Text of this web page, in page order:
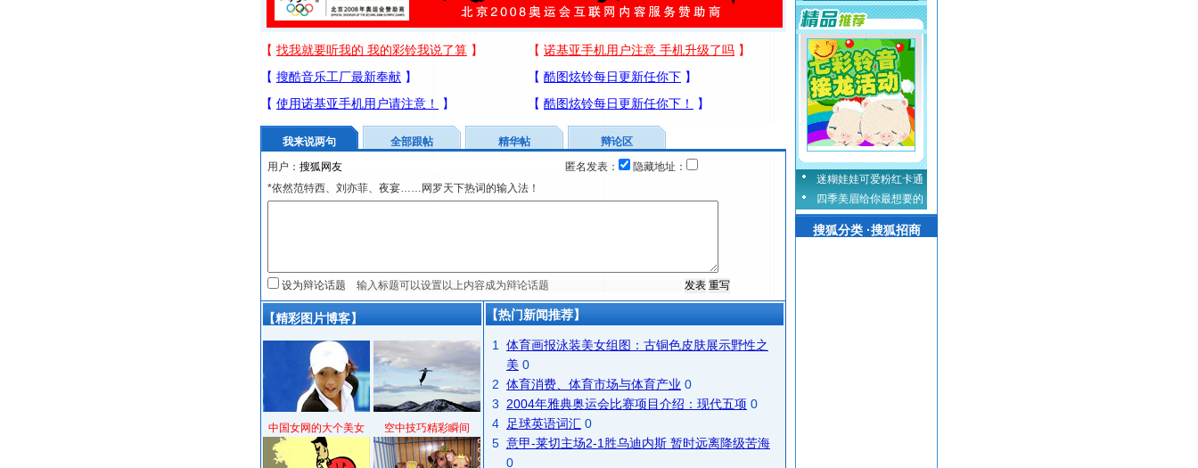
我来说两句 全部跟帖 精华帖
辩论区
用户：
匿名发表：
隐藏地址：
*依然范特西、刘亦菲、夜宴……网罗天下热词的输入法！
设为辩论话题
【精彩图片博客】
中国女网的大个美女 空中技巧精彩瞬间
【热门新闻推荐】
1
体育画报泳装美女组图：古铜色皮肤展示野性之
美 0
2 体育消费、体育市场与体育产业 0
3
2004年雅典奥运会比赛项目介绍：现代五项 0
4
足球英语词汇 0
5 意甲-莱切主场2-1胜乌迪内斯 暂时远离降级苦海
0
迷糊娃娃可爱粉红卡通
四季美眉给你最想要的
搜狐分类 ·搜狐招商